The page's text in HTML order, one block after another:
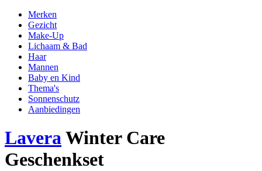
Merken
Gezicht
Make-Up
Lichaam & Bad
Haar
Mannen
Baby en Kind
Thema's
Sonnenschutz
Aanbiedingen
LaveraWinter Care
Geschenkset